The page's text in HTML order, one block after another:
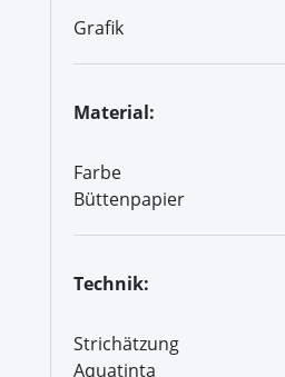
Grafik
Material:
Farbe
Büttenpapier
Technik:
Strichätzung
Aquatinta